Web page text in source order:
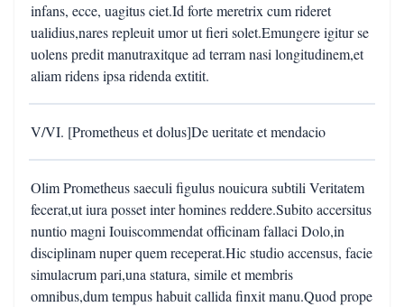
infans, ecce, uagitus ciet.Id forte meretrix cum rideret
ualidius,nares repleuit umor ut fieri solet.Emungere igitur se
uolens predit manutraxitque ad terram nasi longitudinem,et
aliam ridens ipsa ridenda extitit.
V/VI. [Prometheus et dolus]De ueritate et mendacio
Olim Prometheus saeculi figulus nouicura subtili Veritatem
fecerat,ut iura posset inter homines reddere.Subito accersitus
nuntio magni Iouiscommendat officinam fallaci Dolo,in
disciplinam nuper quem receperat.Hic studio accensus, facie
simulacrum pari,una statura, simile et membris
omnibus,dum tempus habuit callida finxit manu.Quod prope